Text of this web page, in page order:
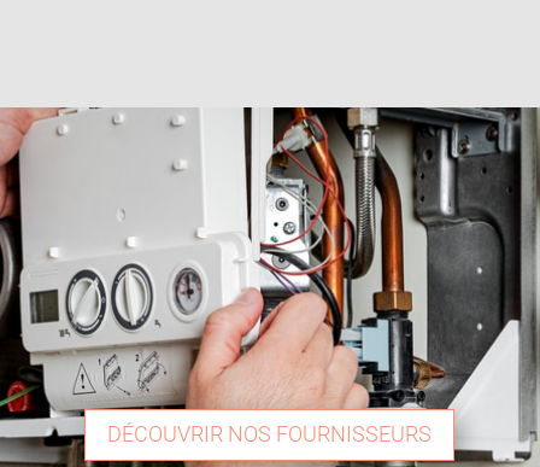
DÉCOUVRIR NOS FOURNISSEURS